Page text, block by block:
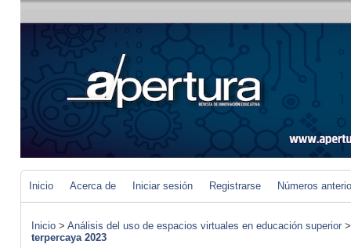
Inicio Acerca de Iniciar sesión Registrarse Números
Inicio > Análisis del uso de espacios virtuales en educación superior
terpercaya 2023